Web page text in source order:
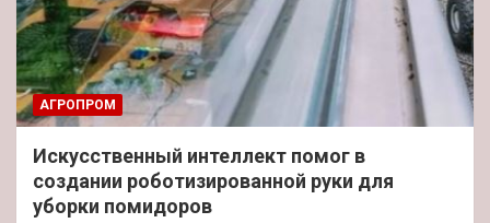
АГРОПРОМ
Искусственный интеллект помог в
создании роботизированной руки для
уборки помидоров